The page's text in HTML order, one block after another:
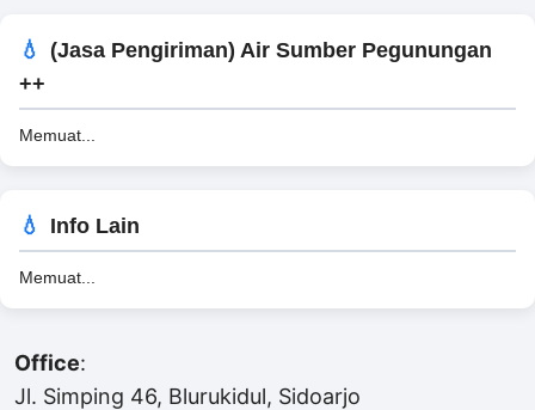
(Jasa Pengiriman) Air Sumber Pegunungan
++
Memuat...
Info Lain
Memuat...
Office:
Jl. Simping 46, Blurukidul, Sidoarjo